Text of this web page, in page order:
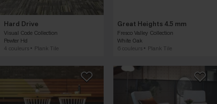
Hard Drive
Visual Code Collection
Pewter Hd
4 couleurs
Plank Tile
Great Heights 4.5 mm
Fresco Valley Collection
White Oak
6 couleurs
Plank Tile